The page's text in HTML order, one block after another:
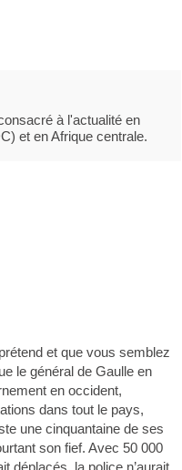
à l'actualité en
et en Afrique centrale.
et que vous semblez
le général de Gaulle en
en occident,
dans tout le pays,
une cinquantaine de ses
son fief. Avec 50 000
déplacés, la police n’aurait